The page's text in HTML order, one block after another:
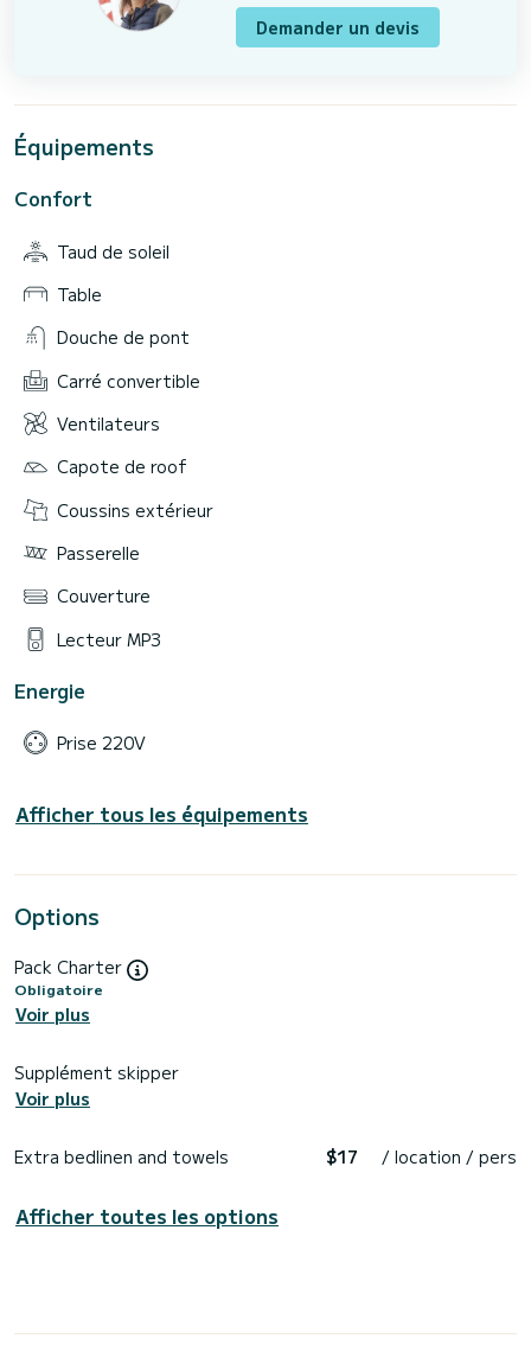
Demander un devis
Équipements
Confort
Taud de soleil
Table
Douche de pont
Carré convertible
Ventilateurs
Capote de roof
Coussins extérieur
Passerelle
Couverture
Lecteur MP3
Energie
Prise 220V
Afficher tous les équipements
Options
Pack Charter
Obligatoire
Voir plus
Supplément skipper
Voir plus
Extra bedlinen and towels $17 / location / pers
Afficher toutes les options